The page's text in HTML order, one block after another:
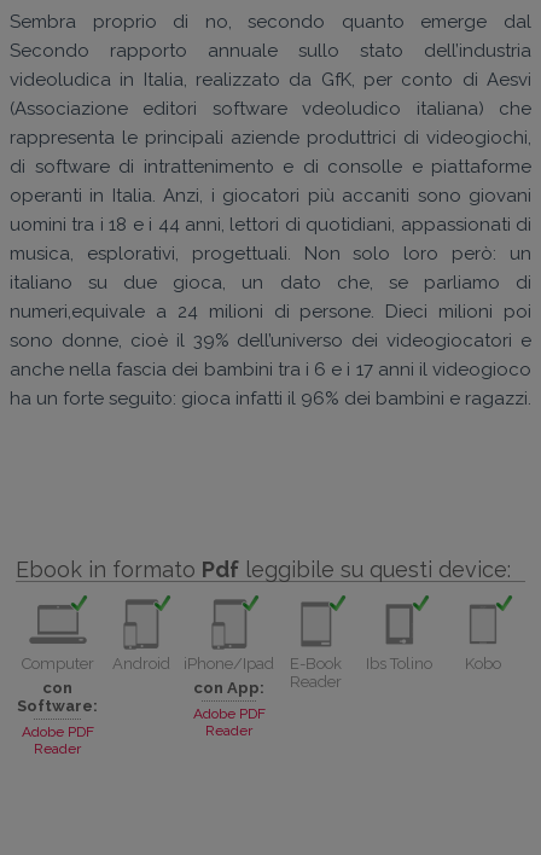
Sembra proprio di no, secondo quanto emerge dal
Secondo rapporto annuale sullo stato dell’industria
videoludica in Italia, realizzato da GfK, per conto di Aesvi
(Associazione editori software vdeoludico italiana) che
rappresenta le principali aziende produttrici di videogiochi,
di software di intrattenimento e di consolle e piattaforme
operanti in Italia. Anzi, i giocatori più accaniti sono giovani
uomini tra i 18 e i 44 anni, lettori di quotidiani, appassionati di
musica, esplorativi, progettuali. Non solo loro però: un
italiano su due gioca, un dato che, se parliamo di
numeri,equivale a 24 milioni di persone. Dieci milioni poi
sono donne, cioè il 39% dell’universo dei videogiocatori e
anche nella fascia dei bambini tra i 6 e i 17 anni il videogioco
ha un forte seguito: gioca infatti il 96% dei bambini e ragazzi.
Ebook in formato Pdf leggibile su questi device:
Computer
con
Software:
Adobe PDF
Reader
Android
iPhone/Ipad
con App:
Adobe PDF
Reader
E-Book
Reader
Ibs Tolino Kobo